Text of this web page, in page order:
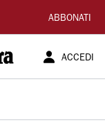
ABBONATI
ACCEDI